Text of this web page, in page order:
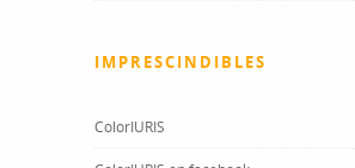
IMPRESCINDIBLES
ColorIURIS